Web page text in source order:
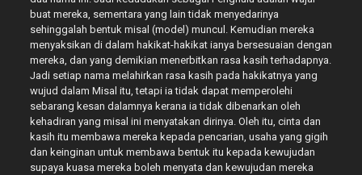
buat mereka, sementara yang lain tidak menyedarinya
sehinggalah bentuk misal (model) muncul. Kemudian mereka
menyaksikan di dalam hakikat-hakikat ianya bersesuaian dengan
mereka, dan yang demikian menerbitkan rasa kasih terhadapnya.
Jadi setiap nama melahirkan rasa kasih pada hakikatnya yang
wujud dalam Misal itu, tetapi ia tidak dapat memperolehi
sebarang kesan dalamnya kerana ia tidak dibenarkan oleh
kehadiran yang misal ini menyatakan dirinya. Oleh itu, cinta dan
kasih itu membawa mereka kepada pencarian, usaha yang gigih
dan keinginan untuk membawa bentuk itu kepada kewujudan
supaya kuasa mereka boleh menyata dan kewujudan mereka